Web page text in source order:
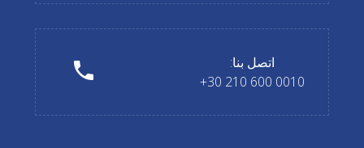
اتصل بنا:
0010 600 210 30+